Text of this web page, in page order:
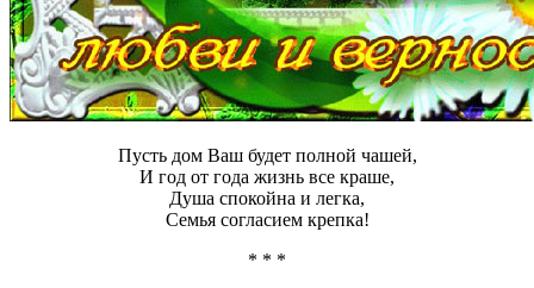
Пусть дом Ваш будет полной чашей,
И год от года жизнь все краше,
Душа спокойна и легка,
Семья согласием крепка!
* * *